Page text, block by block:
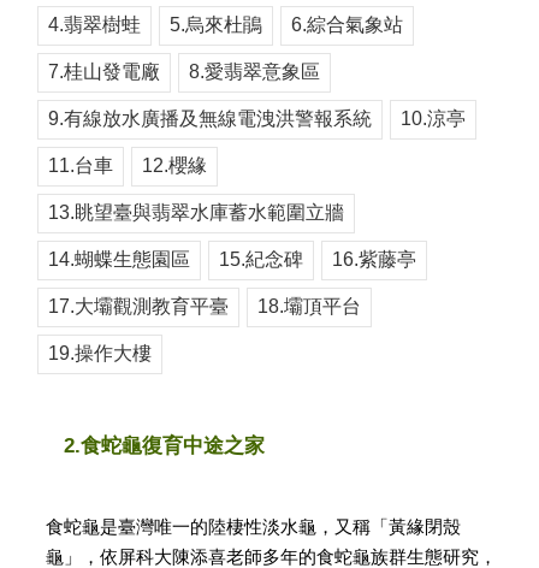
4.翡翠樹蛙 5.烏來杜鵑 6.綜合氣象站
7.桂山發電廠 8.愛翡翠意象區
9.有線放水廣播及無線電洩洪警報系統 10.涼亭
11.台車 12.櫻緣
13.眺望臺與翡翠水庫蓄水範圍立牆
14.蝴蝶生態園區 15.紀念碑 16.紫藤亭
17.大壩觀測教育平臺 18.壩頂平台
19.操作大樓
2.食蛇龜復育中途之家
食蛇龜是臺灣唯一的陸棲性淡水龜，又稱「黃緣閉殼
龜」，依屏科大陳添喜老師多年的食蛇龜族群生態研究，